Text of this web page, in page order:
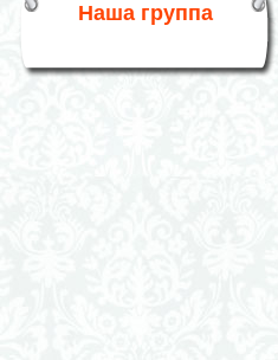
Наша группа